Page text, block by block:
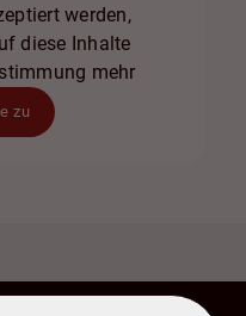
werden,
diese Inhalte
mehr
zu